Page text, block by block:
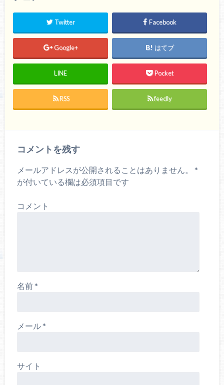
Twitter Facebook
Google+ はてブ
LINE Pocket
RSS feedly
コメントを残す
メールアドレスが公開されることはありません。
*
が付いている欄は必須項目です
コメント
名前*
メール*
サイト